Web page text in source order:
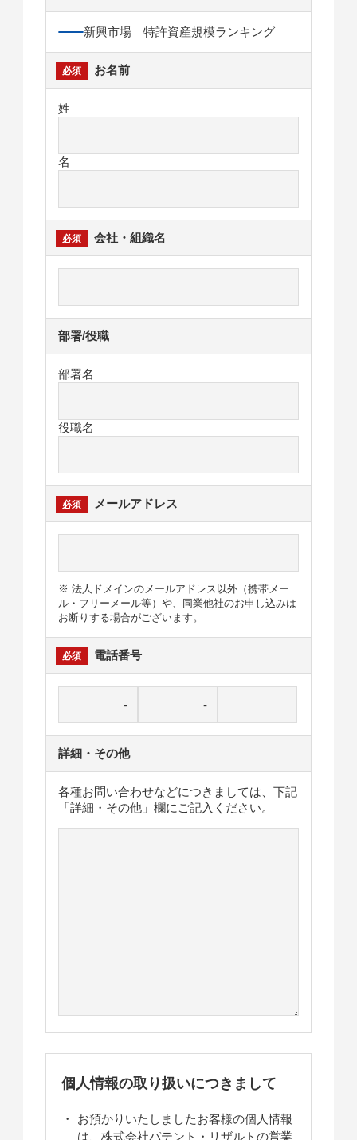
新興市場 特許資産規模ランキング
お名前
姓
名
会社・組織名
部署/役職
部署名
役職名
メールアドレス
※ 法人ドメインのメールアドレス以外（携帯メー
ル・フリーメール等）や、同業他社のお申し込みは
お断りする場合がございます。
電話番号
詳細・その他
各種お問い合わせなどにつきましては、下記
「詳細・その他」欄にご記入ください。
個人情報の取り扱いにつきまして
お預かりいたしましたお客様の個人情報
は、株式会社パテント・リザルトの営業